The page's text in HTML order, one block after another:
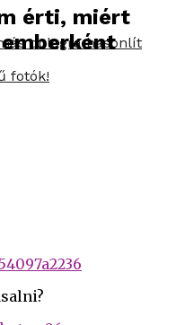
dologra hasonlít
fotók!
érti, miért